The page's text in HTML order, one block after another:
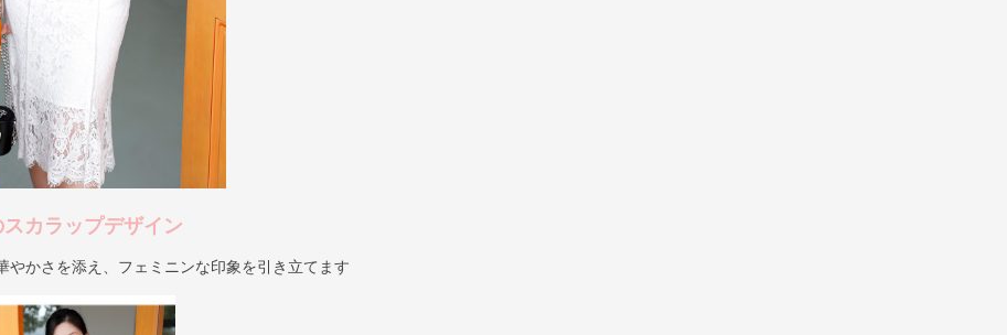
カラップデザイン
やかさを添え、フェミニンな印象を引き立てます